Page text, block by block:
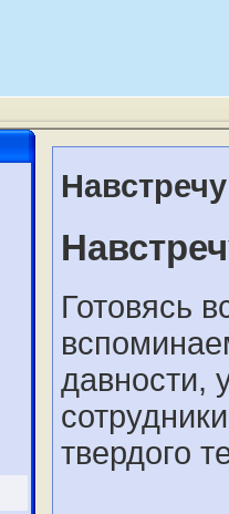
Готовясь
давности,
твердого